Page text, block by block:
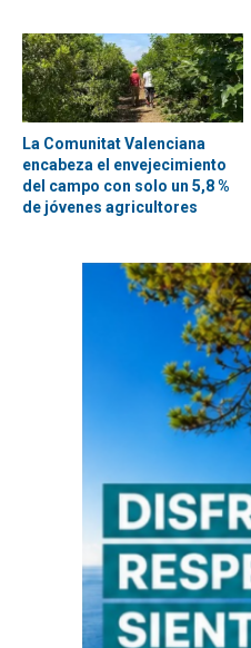
La Comunitat Valenciana
encabeza el envejecimiento
del campo con solo un 5,8 %
de jóvenes agricultores